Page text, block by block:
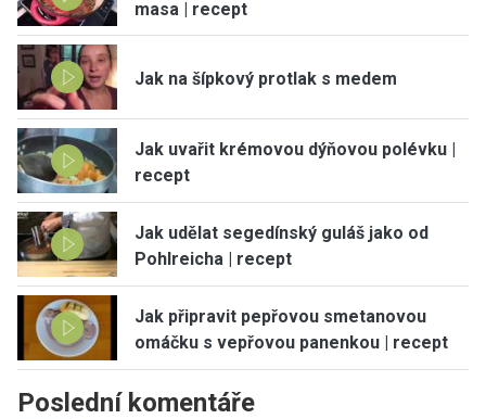
masa | recept
Jak na šípkový protlak s medem
Jak uvařit krémovou dýňovou polévku |
recept
Jak udělat segedínský guláš jako od
Pohlreicha | recept
Jak připravit pepřovou smetanovou
omáčku s vepřovou panenkou | recept
Poslední komentáře